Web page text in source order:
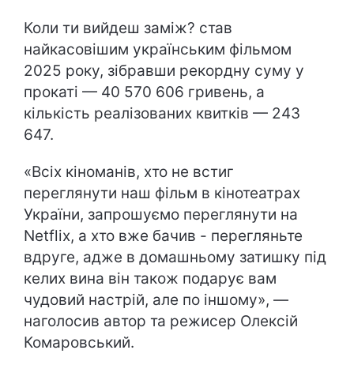
Коли ти вийдеш заміж? став
найкасовішим українським фільмом
2025 року, зібравши рекордну суму у
прокаті — 40 570 606 гривень, а
кількість реалізованих квитків — 243
647.
«Всіх кіноманів, хто не встиг
переглянути наш фільм в кінотеатрах
України, запрошуємо переглянути на
Netflix, а хто вже бачив - перегляньте
вдруге, адже в домашньому затишку під
келих вина він також подарує вам
чудовий настрій, але по іншому», —
наголосив автор та режисер Олексій
Комаровський.